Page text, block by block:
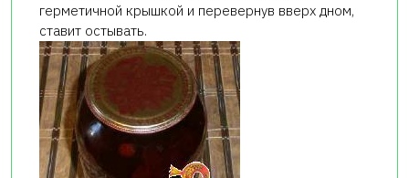
герметичной крышкой и перевернув вверх дном,
ставит остывать.